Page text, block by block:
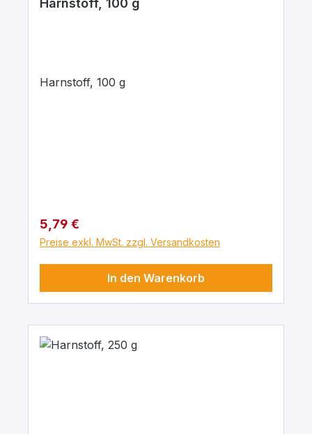
Harnstoff, 100 g
Harnstoff, 100 g
Regulärer Preis:
5,79 €
Preise exkl. MwSt. zzgl. Versandkosten
In den Warenkorb